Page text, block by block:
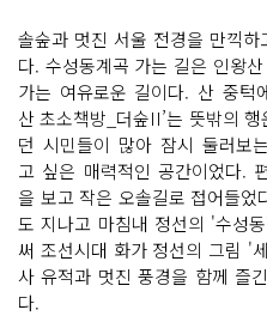
솔숲과 멋진 서울 전경을 만끽
다. 수성동계곡 가는 길은 인왕
가는 여유로운 길이다. 산 중
산 초소책방_더숲II’는 뜻밖의
던 시민들이 많아 잠시 둘러보
고 싶은 매력적인 공간이었다.
을 보고 작은 오솔길로 접어들었
도 지나고 마침내 정선의 '수성
써 조선시대 화가 정선의 그림 '
사 유적과 멋진 풍경을 함께 즐
다.